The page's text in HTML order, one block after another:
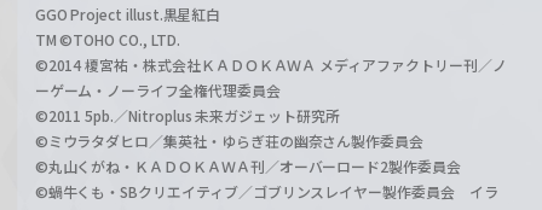
GGO Project illust.黒星紅白
TM ©TOHO CO., LTD.
©2014 榎宮祐・株式会社ＫＡＤＯＫＡＷＡ メディアファクトリー刊／ノ
ーゲーム・ノーライフ全権代理委員会
©2011 5pb.／Nitroplus 未来ガジェット研究所
©ミウラタダヒロ／集英社・ゆらぎ荘の幽奈さん製作委員会
©丸山くがね・ＫＡＤＯＫＡＷＡ刊／オーバーロード2製作委員会
©蝸牛くも・SBクリエイティブ／ゴブリンスレイヤー製作委員会 イラ